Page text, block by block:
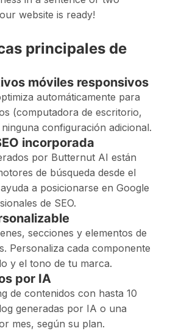
website is ready!
principales de
móviles responsivos
automáticamente para
(computadora de escritorio,
configuración adicional.
incorporada
por Butternut AI están
de búsqueda desde el
a posicionarse en Google
de SEO.
secciones y elementos de
Personaliza cada componente
y el tono de tu marca.
por IA
de contenidos con hasta 10
generadas por IA o una
mes, según su plan.